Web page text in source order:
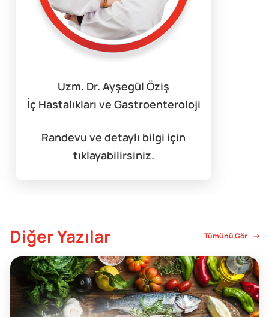
Uzm. Dr. Ayşegül Öziş
İç Hastalıkları ve Gastroenteroloji
Randevu ve detaylı bilgi için
tıklayabilirsiniz.
Diğer Yazılar Tümünü Gör